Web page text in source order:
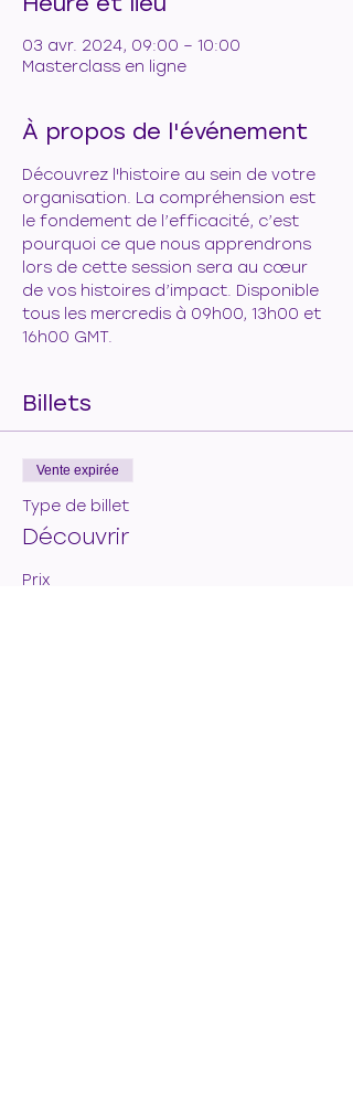
03 avr. 2024, 09:00 – 10:00
Masterclass en ligne
À propos de l'événement
Découvrez l'histoire au sein de votre
organisation. La compréhension est
le fondement de l’efficacité, c’est
pourquoi ce que nous apprendrons
lors de cette session sera au cœur
de vos histoires d’impact. Disponible
tous les mercredis à 09h00, 13h00 et
16h00 GMT.
Billets
Vente expirée
Type de billet
Découvrir
Prix